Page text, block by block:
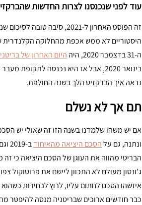
עוד לפני שנכנסנו לצרות החדשות שהברקזיט יביא ב-
זה הפוסט האחרון ל-2021, סיבה טובה לסיכום שנה. אבל בגדול, למרות שגם אני נהניתי
היסטוריים לא ממש אכפת מהחלוקה הקלנדרית
ה-31 בדצמבר 2020, היה
היום האחרון של
בינואר 2020, אבל אז היא נכנסה לתקופת מעבר כדי לשאת ולתת על תנאי הסחר עם האיחוד, מה ש
נראה איך הברקזיט הלך בשנה החולפת.
תם אך לא נשלם
אם יש משהו שלמדנו בשנה הזו זה שאולי יש
ונתנה, גם עלהסכם היציאה מהאיחודב-2019 וגם על
ג’ונסון מעולם לא התכוון ליישם את פרוטוקול
איזשהו הסכם לחתום עליו, לרוץ לבחירות כשהוא
כבר חודשים ארוכים שבריטניה מנסה להיפטר